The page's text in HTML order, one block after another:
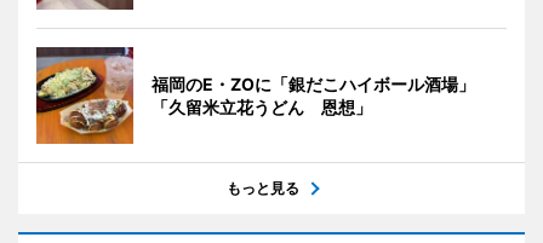
福岡のE・ZOに「銀だこハイボール酒場」
「久留米立花うどん 恩想」
もっと見る